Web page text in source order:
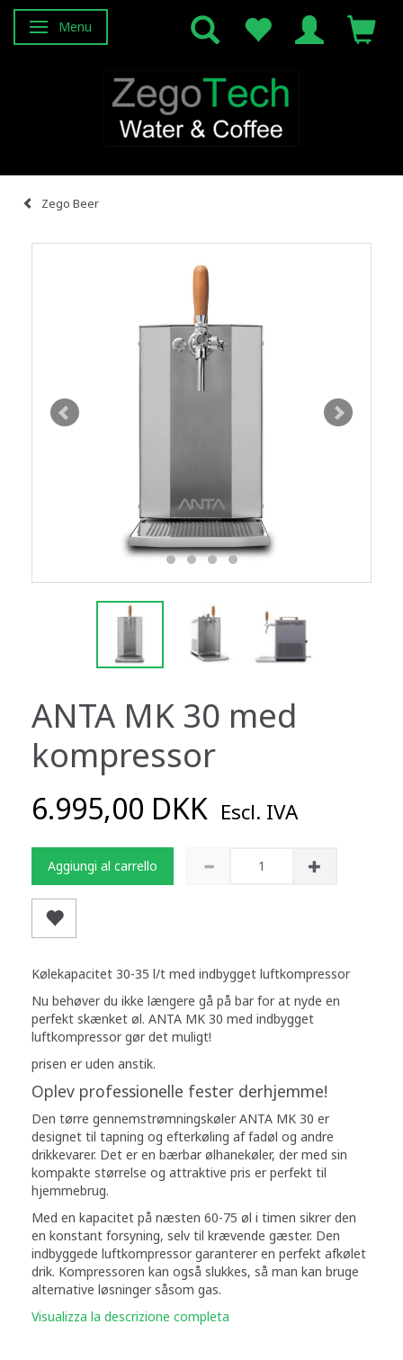
Attiva/disattiva navigazione
Menu
Zego Beer
ANTA MK 30 med
kompressor
6.995,00 DKK Escl. IVA
Aggiungi al carrello
Kølekapacitet 30-35 l/t med indbygget luftkompressor
Nu behøver du ikke længere gå på bar for at nyde en
perfekt skænket øl. ANTA MK 30 med indbygget
luftkompressor gør det muligt!
prisen er uden anstik.
Oplev professionelle fester derhjemme!
Den tørre gennemstrømningskøler ANTA MK 30 er
designet til tapning og efterkøling af fadøl og andre
drikkevarer. Det er en bærbar ølhanekøler, der med sin
kompakte størrelse og attraktive pris er perfekt til
hjemmebrug.
Med en kapacitet på næsten 60-75 øl i timen sikrer den
en konstant forsyning, selv til krævende gæster. Den
indbyggede luftkompressor garanterer en perfekt afkølet
drik. Kompressoren kan også slukkes, så man kan bruge
alternative løsninger såsom gas.
Visualizza la descrizione completa